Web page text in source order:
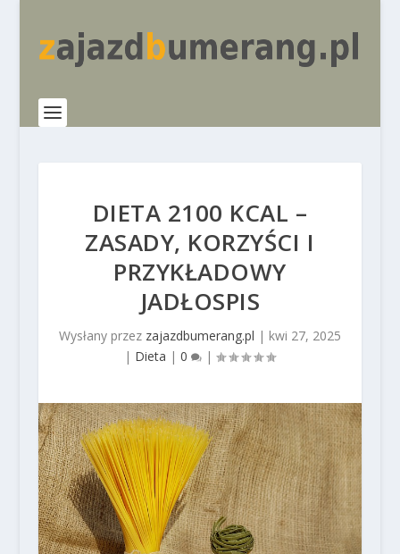
DIETA 2100 KCAL –
ZASADY, KORZYŚCI I
PRZYKŁADOWY
JADŁOSPIS
Wysłany przez zajazdbumerang.pl | kwi 27, 2025
| Dieta |0 |